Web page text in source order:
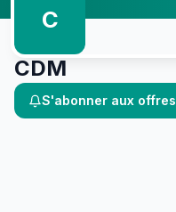
C
CDM
S'abonner aux offres